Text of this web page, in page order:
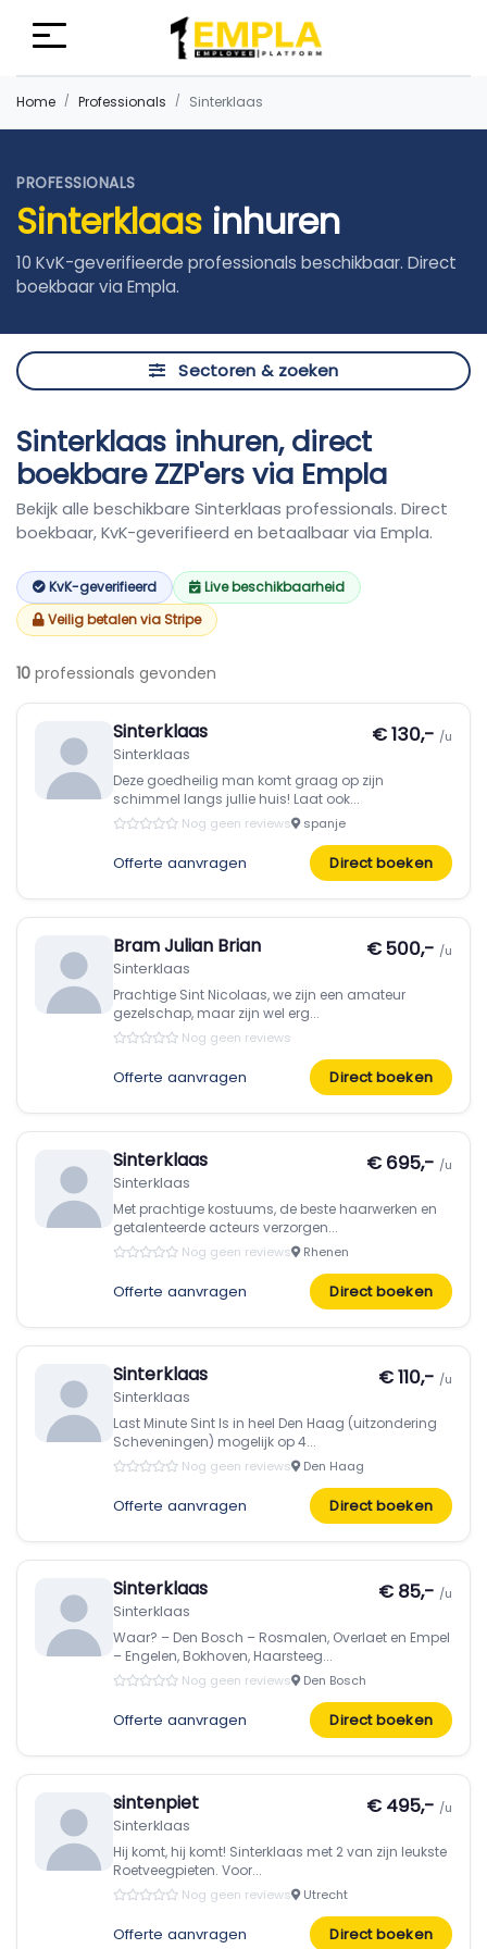
Home Professionals Sinterklaas
PROFESSIONALS
Sinterklaas inhuren
10 KvK-geverifieerde professionals beschikbaar. Direct
boekbaar via Empla.
Sectoren & zoeken
Sinterklaas inhuren, direct
boekbare ZZP'ers via Empla
Bekijk alle beschikbare Sinterklaas professionals. Direct
boekbaar, KvK-geverifieerd en betaalbaar via Empla.
KvK-geverifieerd
Live beschikbaarheid
Veilig betalen via Stripe
10 professionals gevonden
Sinterklaas
Sinterklaas
€ 130,- /u
Deze goedheilig man komt graag op zijn
schimmel langs jullie huis! Laat ook...
Nog geen reviews spanje
Offerte aanvragen Direct boeken
Bram Julian Brian
Sinterklaas
€ 500,- /u
Prachtige Sint Nicolaas, we zijn een amateur
gezelschap, maar zijn wel erg...
Nog geen reviews
Offerte aanvragen Direct boeken
Sinterklaas
Sinterklaas
€ 695,- /u
Met prachtige kostuums, de beste haarwerken en
getalenteerde acteurs verzorgen...
Nog geen reviews Rhenen
Offerte aanvragen Direct boeken
Sinterklaas
Sinterklaas
€ 110,- /u
Last Minute Sint Is in heel Den Haag (uitzondering
Scheveningen) mogelijk op 4...
Nog geen reviews Den Haag
Offerte aanvragen Direct boeken
Sinterklaas
Sinterklaas
€ 85,- /u
Waar? – Den Bosch – Rosmalen, Overlaet en Empel
– Engelen, Bokhoven, Haarsteeg...
Nog geen reviews Den Bosch
Offerte aanvragen Direct boeken
sintenpiet
Sinterklaas
€ 495,- /u
Hij komt, hij komt! Sinterklaas met 2 van zijn leukste
Roetveegpieten. Voor...
Nog geen reviews Utrecht
Offerte aanvragen Direct boeken